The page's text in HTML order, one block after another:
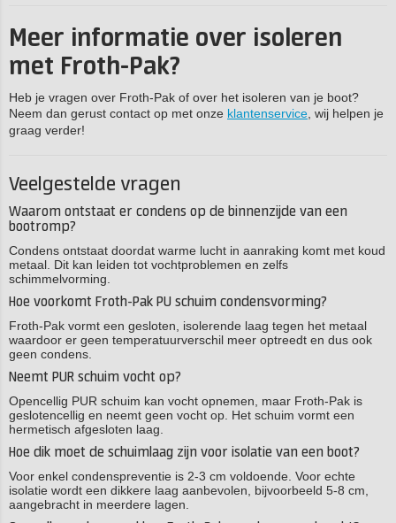
Meer informatie over isoleren
met Froth-Pak?
Heb je vragen over Froth-Pak of over het isoleren van je boot?
Neem dan gerust contact op met onze klantenservice, wij helpen je
graag verder!
Veelgestelde vragen
Waarom ontstaat er condens op de binnenzijde van een
bootromp?
Condens ontstaat doordat warme lucht in aanraking komt met koud
metaal. Dit kan leiden tot vochtproblemen en zelfs
schimmelvorming.
Hoe voorkomt Froth-Pak PU schuim condensvorming?
Froth-Pak vormt een gesloten, isolerende laag tegen het metaal
waardoor er geen temperatuurverschil meer optreedt en dus ook
geen condens.
Neemt PUR schuim vocht op?
Opencellig PUR schuim kan vocht opnemen, maar Froth-Pak is
geslotencellig en neemt geen vocht op. Het schuim vormt een
hermetisch afgesloten laag.
Hoe dik moet de schuimlaag zijn voor isolatie van een boot?
Voor enkel condenspreventie is 2-3 cm voldoende. Voor echte
isolatie wordt een dikkere laag aanbevolen, bijvoorbeeld 5-8 cm,
aangebracht in meerdere lagen.